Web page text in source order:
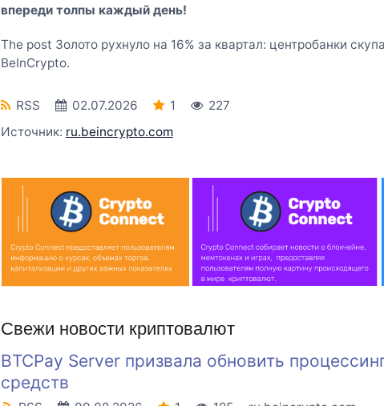
впереди толпы каждый день!
The post Золото рухнуло на 16% за квартал: центробанки
BeInCrypto.
RSS 02.07.2026 1
227
Источник: ru.beincrypto.com
Свежи новости криптовалют
BTCPay Server призвала обновить
средств